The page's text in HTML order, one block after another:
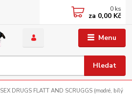
Menu
Hledat
0 ks
za 0,00 Kč
SEX DRUGS FLATT AND SCRUGGS (modré, bílý